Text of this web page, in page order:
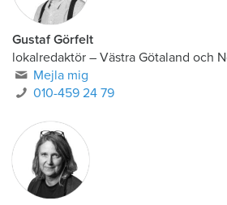
Gustaf Görfelt
lokalredaktör – Västra Götaland och
Mejla mig
010-459 24 79